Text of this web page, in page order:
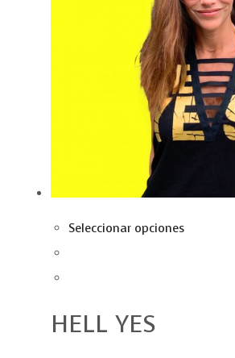
Seleccionar opciones
HELL YES